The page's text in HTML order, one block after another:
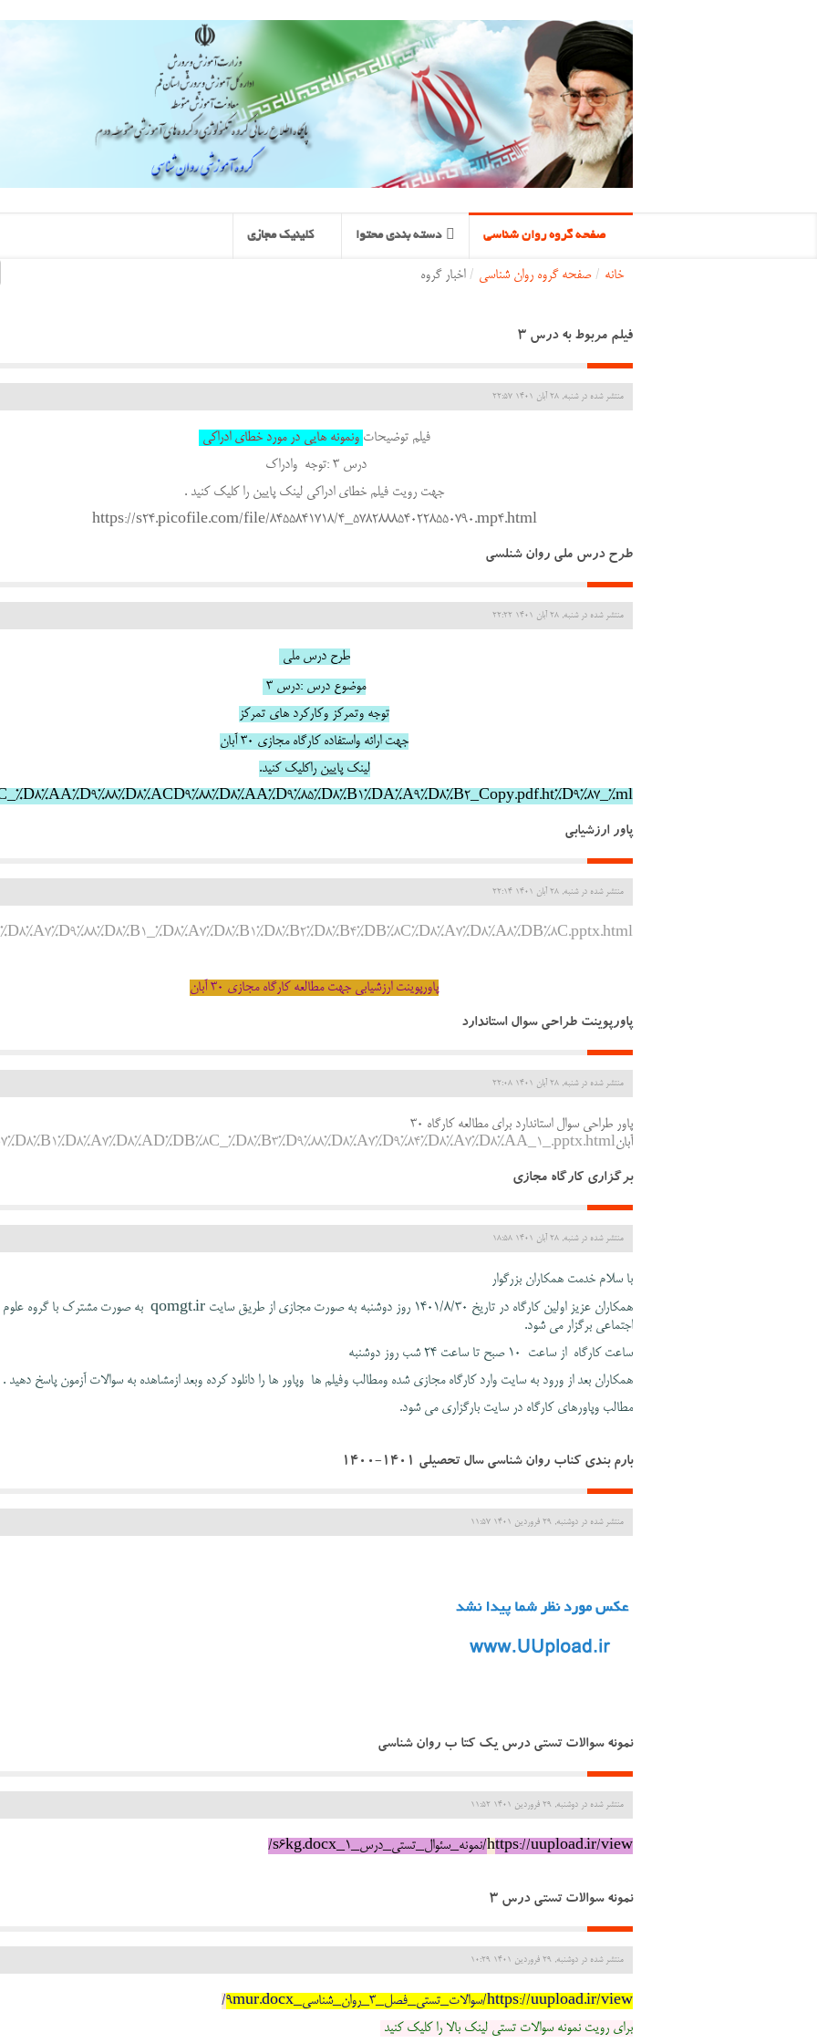
صفحه گروه روان شناسی دسته بندی محتوا کلینیک مجازی
خانه / صفحه گروه روان شناسی / اخبار گروه
فیلم مربوط به درس ۳
منتشر شده در شنبه, 28 آبان 1401 22:57
فیلم توضیحات ونمونه هایی در مورد خطای ادراکی
درس ۳ :توجه وادراک
جهت رویت فیلم خطای ادراکی لینک پایین را کلیک کنید .
https://s24.picofile.com/file/8455841718/4_5782888540228550790.mp4.html
طرح درس ملی روان شنلسی
منتشر شده در شنبه, 28 آبان 1401 22:22
طرح درس ملی
موضوع درس :درس 3
توجه وتمرکز وکارکرد های تمرکز
جهت ارائه واستفاده کارگاه مجازی 30 آبان
لینک پایین راکلیک کنید.
D9%88%D8%AA%D9%85%D8%B1%DA%A9%D8%B2_Copy.pdf.ht%D9%87_%ml
پاور ارزشیابی
منتشر شده در شنبه, 28 آبان 1401 22:14
پاورپوینت ارزشیابی جهت مطالعه کارگاه مجازی 30 آبان
پاورپوینت طراحی سوال استاندارد
منتشر شده در شنبه, 28 آبان 1401 22:08
پاور طراحی سوال استاندارد برای مطالعه کارگاه 30
آبان
برگزاری کارگاه مجازی
منتشر شده در شنبه, 28 آبان 1401 18:58
با سلام خدمت همکاران بزرگوار
همکاران عزیز اولین کارگاه در تاریخ 1401/8/30 روز دوشنبه به صورت مجازی از طریق سایت qomgt.ir به صورت مشترک با گروه علوم
اجتماعی برگزار می شود.
ساعت کارگاه از ساعت 10 صبح تا ساعت 24 شب روز دوشنبه
همکاران بعد از ورود به سایت وارد کارگاه مجازی شده ومطالب وفیلم ها وپاور ها را دانلود کرده وبعد ازمشاهده به سوالات آزمون پاسخ دهید .
مطالب وپاورهای کارگاه در سایت بارگزاری می شود.
بارم بندی کناب روان شناسی سال تحصیلی 1401-1400
منتشر شده در دوشنبه, 29 فروردين 1401 11:57
نمونه سوالات تستی درس یک کتا ب روان شناسی
منتشر شده در دوشنبه, 29 فروردين 1401 11:52
https://uupload.ir/view/نمونه_سئوال_تستی_درس_1_s6kg.docx/
نمونه سوالات تستی درس 3
منتشر شده در دوشنبه, 29 فروردين 1401 10:29
https://uupload.ir/view/سوالات_تستی_فصل_3_روان_شناسی_9mur.docx
/
برای رویت نمونه سوالات تستی لینک بالا را کلیک کنید